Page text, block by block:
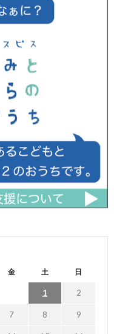
金 土 日
1 2
7 8 9